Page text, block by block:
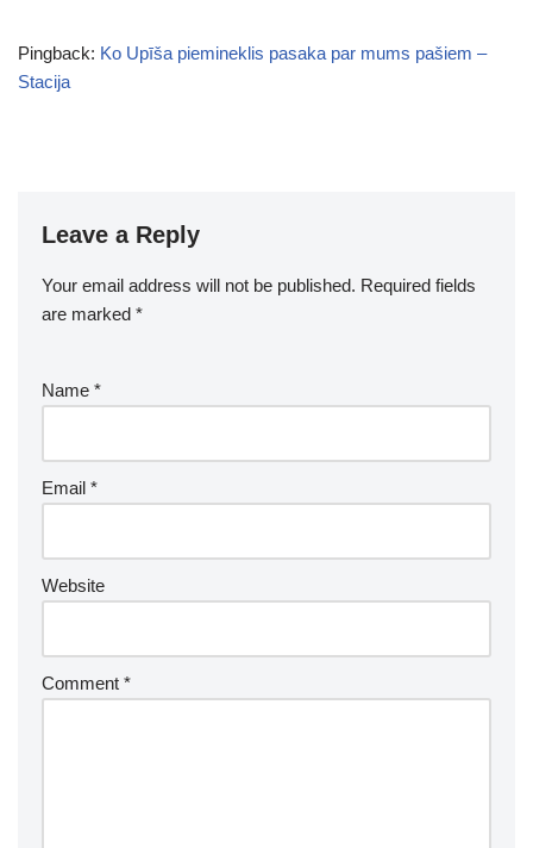
Pingback: Ko Upīša piemineklis pasaka par mums pašiem –
Stacija
Leave a Reply
Your email address will not be published. Required fields
are marked *
Name *
Email *
Website
Comment *